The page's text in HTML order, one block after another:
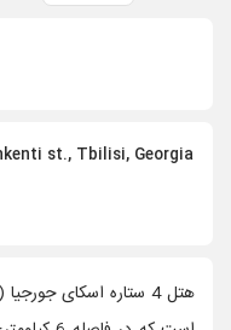
st., Tbilisi, Georgia